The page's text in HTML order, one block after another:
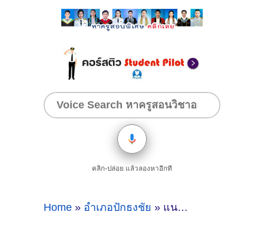
คลิก-ปล่อย แล้วลองหาอีกที
Home » อำเภอปักธงชัย » แนะนำติวเตอร์สอนพิเศษภาษาอังกฤษ@อำเภอปักธงชัย (จังหวัดนครราชสีมา)